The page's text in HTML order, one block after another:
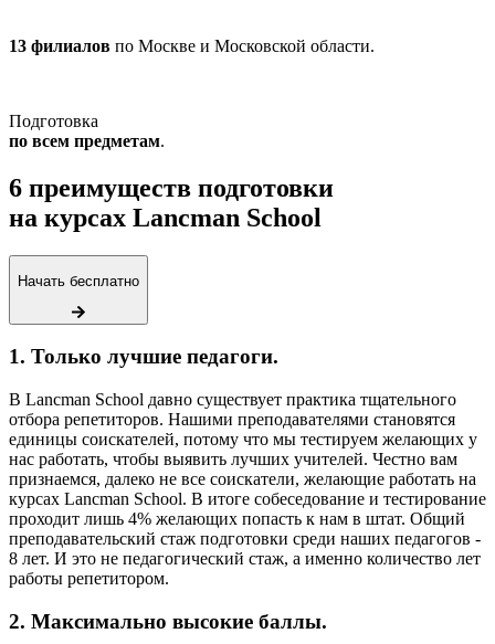
13 филиалов по Москве и Московской области.
Подготовка
по всем предметам.
6 преимуществ подготовки
на курсах Lancman School
Начать бесплатно
1. Только лучшие педагоги.
В Lancman School давно существует практика тщательного
отбора репетиторов. Нашими преподавателями становятся
единицы соискателей, потому что мы тестируем желающих у
нас работать, чтобы выявить лучших учителей. Честно вам
признаемся, далеко не все соискатели, желающие работать на
курсах Lancman School. В итоге собеседование и тестирование
проходит лишь 4% желающих попасть к нам в штат. Общий
преподавательский стаж подготовки среди наших педагогов -
8 лет. И это не педагогический стаж, а именно количество лет
работы репетитором.
2. Максимально высокие баллы.